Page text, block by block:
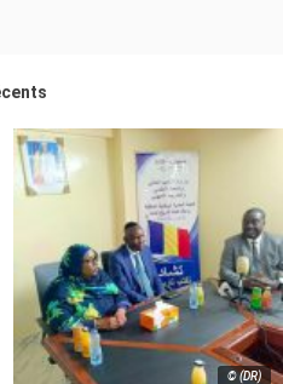
© (DR)